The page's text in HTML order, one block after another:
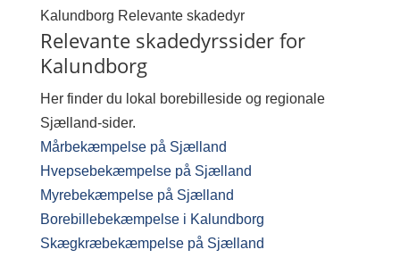
Kalundborg Relevante skadedyr
Relevante skadedyrssider for
Kalundborg
Her finder du lokal borebilleside og regionale
Sjælland-sider.
Mårbekæmpelse på Sjælland
Hvepsebekæmpelse på Sjælland
Myrebekæmpelse på Sjælland
Borebillebekæmpelse i Kalundborg
Skægkræbekæmpelse på Sjælland